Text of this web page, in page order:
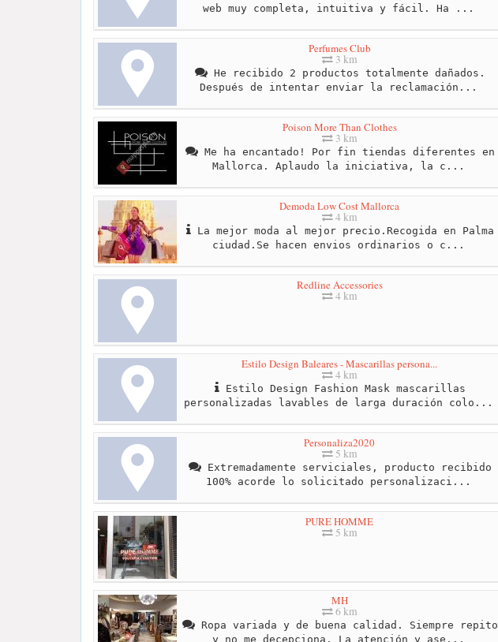
web muy completa, intuitiva y fácil. Ha ...
Perfumes Club
3 km
He recibido 2 productos totalmente dañados.
Después de intentar enviar la reclamación...
Poison More Than Clothes
3 km
Me ha encantado! Por fin tiendas diferentes en
Mallorca. Aplaudo la iniciativa, la c...
Demoda Low Cost Mallorca
4 km
La mejor moda al mejor precio.Recogida en Palma
ciudad.Se hacen envios ordinarios o c...
Redline Accessories
4 km
Estilo Design Baleares - Mascarillas persona...
4 km
Estilo Design Fashion Mask mascarillas
personalizadas lavables de larga duración colo...
Personaliza2020
5 km
Extremadamente serviciales, producto recibido
100% acorde lo solicitado personalizaci...
PURE HOMME
5 km
MH
6 km
Ropa variada y de buena calidad. Siempre repito
y no me decepciona. La atención y ase...